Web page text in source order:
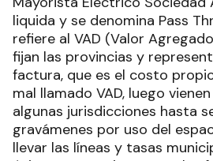
liquida y se denomina Pass
refiere al VAD (Valor
fijan las provincias y
factura, que es el costo
mal llamado VAD, luego
algunas jurisdicciones hasta
gravámenes por uso del
llevar las líneas y tasas